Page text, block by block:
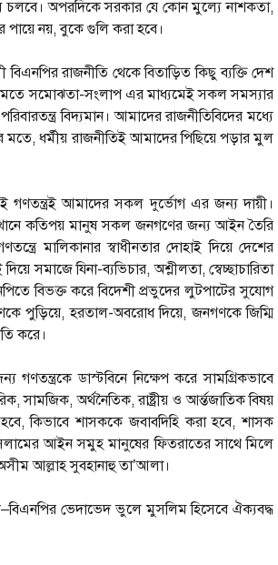
চলবে। অপরদিকে সরকার যে কোন মুল্যে নাশকতা,
পায়ে নয়, বুকে গুলি করা হবে।
রাজনীতি থেকে বিতাড়িত কিছু ব্যক্তি দেশ
মতে সমোঝতা-সংলাপ এর মাধ্যমেই সকল সমস্যার
বিদ্যমান। আমাদের রাজনীতিবিদের মধ্যে
মতে, ধর্মীয় রাজনীতিই আমাদের পিছিয়ে পড়ার মুল
গণতন্ত্রই আমাদের সকল দুর্ভোগ এর জন্য দায়ী।
কতিপয় মানুষ সকল জনগণের জন্য আইন তৈরি
মালিকানার স্বাধীনতার দোহাই দিয়ে দেশের
সমাজে যিনা-ব্যভিচার, অশ্লীলতা, স্বেচ্ছাচারিতা
বিভক্ত করে বিদেশী প্রভুদের লুটপাটের সুযোগ
পুড়িয়ে, হরতাল-অবরোধ দিয়ে, জনগণকে জিম্মি
করে।
ডাস্টবিনে নিক্ষেপ করে সামগ্রিকভাবে
সামজিক, অর্থনৈতিক, রাষ্ট্রীয় ও আর্ন্তজাতিক বিষয়
কিভাবে শাসককে জবাবদিহি করা হবে, শাসক
আইন সমুহ মানুষের ফিতরাতের সাথে মিলে
আল্লাহ সুবহানাহু তা’আলা।
ভেদাভেদ ভুলে মুসলিম হিসেবে ঐক্যবদ্ধ